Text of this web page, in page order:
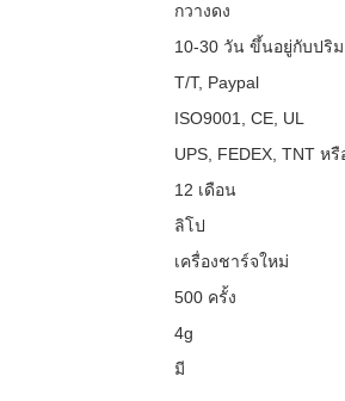
กวางดง
10-30 วัน ขึ้นอยู่กับปริ
T/T, Paypal
ISO9001, CE, UL
UPS, FEDEX, TNT ห
12 เดือน
ลิโป
เครื่องชาร์จใหม่
500 ครั้ง
4g
มี